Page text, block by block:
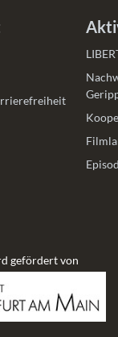
gefördert von